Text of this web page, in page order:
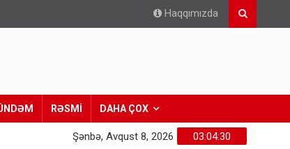
Haqqımızda
RƏSMİ DAHA ÇOX
03:04:31
Şənbə, Avqust 8, 2026